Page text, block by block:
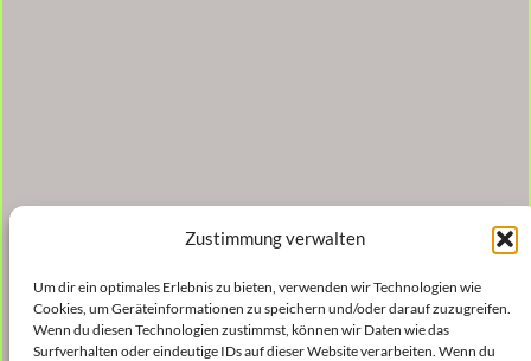
Zustimmung verwalten
Um dir ein optimales Erlebnis zu bieten, verwenden wir Technologien wie
Cookies, um Geräteinformationen zu speichern und/oder darauf zuzugreifen.
Wenn du diesen Technologien zustimmst, können wir Daten wie das
Surfverhalten oder eindeutige IDs auf dieser Website verarbeiten. Wenn du